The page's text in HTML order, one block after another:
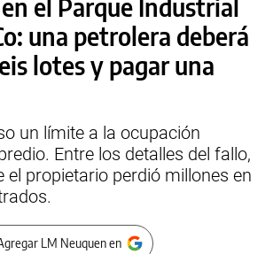
el Parque Industrial
una petrolera deberá
lotes y pagar una
un límite a la ocupación
Entre los detalles del fallo,
el propietario perdió millones en
LM Neuquen en